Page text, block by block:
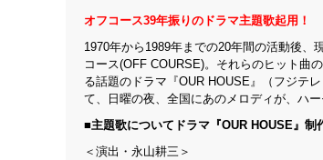
オフコース39年振りのドラマ主題歌起用！
1970年から1989年までの20年間の活動後
コース(OFF COURSE)。それらのヒット曲
る話題のドラマ『OUR HOUSE』（フジテ
て、日曜の夜、全国にあのメロディが、ハ
■主題歌についてドラマ『OUR HOUSE』制
＜演出・永山耕三＞